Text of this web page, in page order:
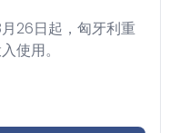
26日起，匈牙利重
使用。